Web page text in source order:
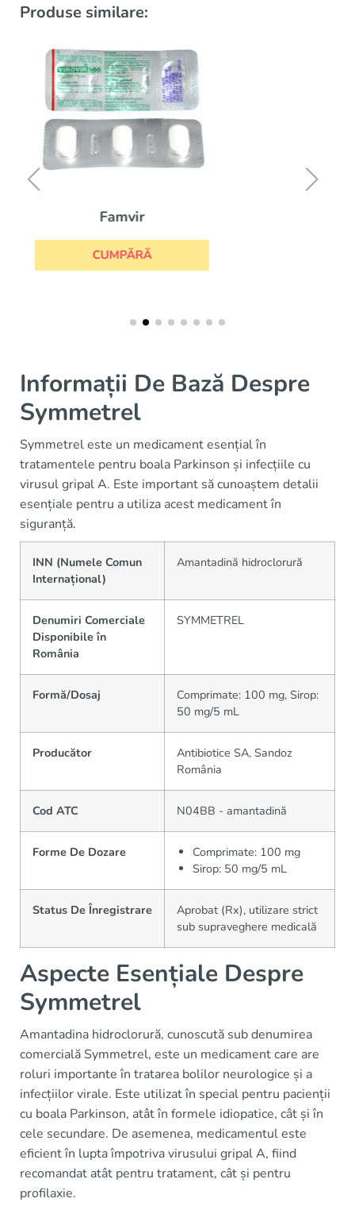
Produse similare:
Informații De Bază Despre
Symmetrel
Symmetrel este un medicament esențial în
tratamentele pentru boala Parkinson și infecțiile cu
virusul gripal A. Este important să cunoaștem detalii
esențiale pentru a utiliza acest medicament în
siguranță.
INN (Numele Comun
Internațional)
Amantadină hidroclorură
Denumiri Comerciale
Disponibile în
România
SYMMETREL
Formă/Dosaj
Comprimate: 100 mg, Sirop:
50 mg/5 mL
Producător
Antibiotice SA, Sandoz
România
Cod ATC N04BB - amantadină
Forme De Dozare
Comprimate: 100 mg
Sirop: 50 mg/5 mL
Status De Înregistrare
Aprobat (Rx), utilizare strict
sub supraveghere medicală
Aspecte Esențiale Despre
Symmetrel
Amantadina hidroclorură, cunoscută sub denumirea
comercială Symmetrel, este un medicament care are
roluri importante în tratarea bolilor neurologice și a
infecțiilor virale. Este utilizat în special pentru pacienții
cu boala Parkinson, atât în formele idiopatice, cât și în
cele secundare. De asemenea, medicamentul este
eficient în lupta împotriva virusului gripal A, fiind
recomandat atât pentru tratament, cât și pentru
profilaxie.